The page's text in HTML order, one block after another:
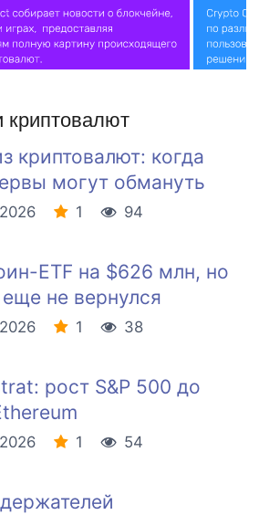
криптовалют
криптовалют: когда
могут обмануть
1
94
ETF на $626 млн, но
не вернулся
1
38
рост S&P 500 до
1
54